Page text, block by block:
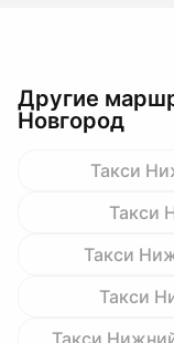
Другие
Новгород
Такси
Такси
Такси
Такси
Такси